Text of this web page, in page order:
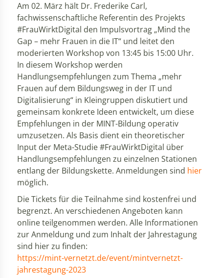
Am 02. März hält Dr. Frederike Carl,
fachwissenschaftliche Referentin des Projekts
#FrauWirktDigital den Impulsvortrag „Mind the
Gap – mehr Frauen in die IT“ und leitet den
moderierten Workshop von 13:45 bis 15:00 Uhr.
In diesem Workshop werden
Handlungsempfehlungen zum Thema „mehr
Frauen auf dem Bildungsweg in der IT und
Digitalisierung“ in Kleingruppen diskutiert und
gemeinsam konkrete Ideen entwickelt, um diese
Empfehlungen in der MINT-Bildung operativ
umzusetzen. Als Basis dient ein theoretischer
Input der Meta-Studie #FrauWirktDigital über
Handlungsempfehlungen zu einzelnen Stationen
entlang der Bildungskette. Anmeldungen sind hier
möglich.
Die Tickets für die Teilnahme sind kostenfrei und
begrenzt. An verschiedenen Angeboten kann
online teilgenommen werden. Alle Informationen
zur Anmeldung und zum Inhalt der Jahrestagung
sind hier zu finden:
https://mint-vernetzt.de/event/mintvernetzt-
jahrestagung-2023